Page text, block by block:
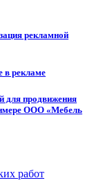
рекламной
в рекламе
для продвижения
ООО «Мебель
работ